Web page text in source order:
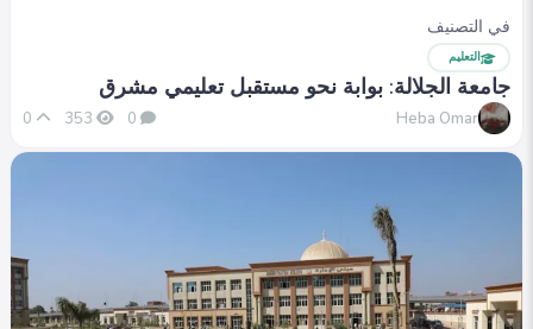
في التصنيف
التعليم
جامعة الجلالة: بوابة نحو مستقبل تعليمي مشرق
Heba Omar
0
353